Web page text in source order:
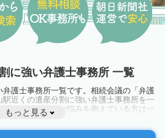
に強い弁護士事務所 一覧
護士事務所一覧です。相続会議の「弁護
近くの遺産分割に強い弁護士事務所を一
のトラブルやお悩みを抱えている方は一
ましょう。
もっと見る